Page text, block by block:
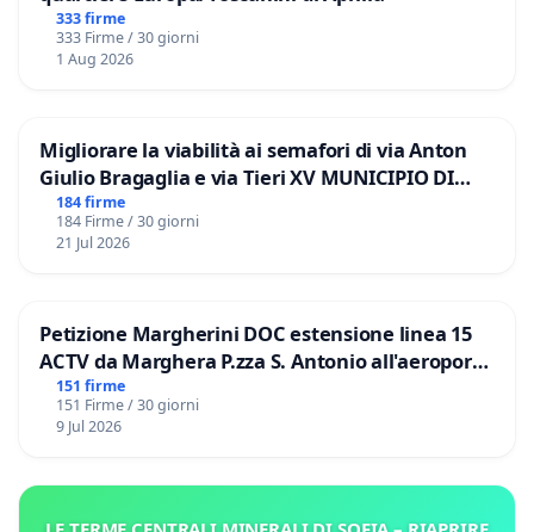
333 firme
333 Firme / 30 giorni
1 Aug 2026
Migliorare la viabilità ai semafori di via Anton
Giulio Bragaglia e via Tieri XV MUNICIPIO DI
ROMA
184 firme
184 Firme / 30 giorni
21 Jul 2026
Petizione Margherini DOC estensione linea 15
ACTV da Marghera P.zza S. Antonio all'aeroporto
Marco Polo tariffa a € 1,50
151 firme
151 Firme / 30 giorni
9 Jul 2026